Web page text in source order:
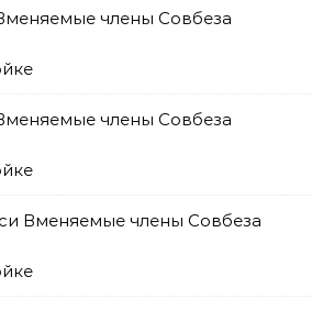
члены Совбеза
члены Совбеза
Вменяемые члены Совбеза